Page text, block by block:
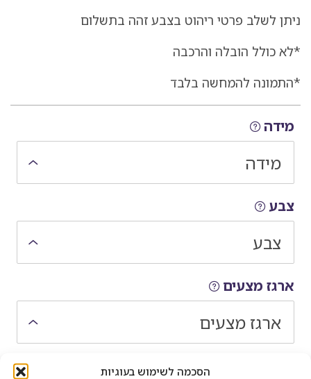
הסכמה לשימוש בעוגיות
ומשלוחים
ניתן לשלב פרטי ריהוט בצבע זהה בתשלום
*לא כולל הובלה והרכבה
*התמונה להמחשה בלבד
בחירת הרכבת חלקי המוצר
מידה
מידה
צבע
צבע
ארגז מצעים
ארגז מצעים